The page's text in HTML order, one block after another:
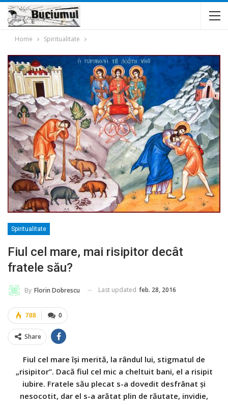
Home Spiritualitate
Spiritualitate
Fiul cel mare, mai risipitor decât
fratele său?
By Florin Dobrescu Last updated feb. 28, 2016
0
788
Share
Fiul cel mare își merită, la rândul lui, stigmatul de
„risipitor”. Dacă fiul cel mic a cheltuit bani, el a risipit
iubire. Fratele său plecat s-a dovedit desfrânat și
nesocotit, dar el s-a arătat plin de răutate, invidie,